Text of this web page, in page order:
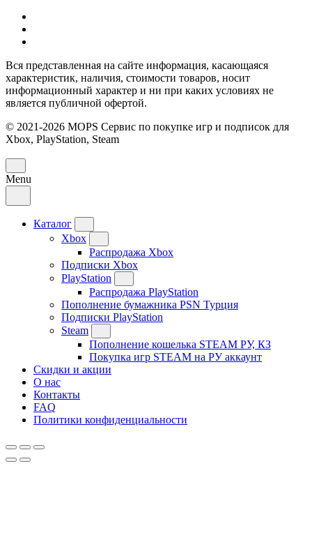
Вся представленная на сайте информация, касающаяся
характеристик, наличия, стоимости товаров, носит
информационный характер и ни при каких условиях не
является публичной офертой.
© 2021-2026 MOPS Сервис по покупке игр и подписок для
Xbox, PlayStation, Steam
Menu
Каталог
Xbox
Распродажа Xbox
Подписки Xbox
PlayStation
Распродажа PlayStation
Пополнение бумажника PSN Турция
Подписки PlayStation
Steam
Пополнение кошелька STEAM РУ, КЗ
Покупка игр STEAM на РУ аккаунт
Скидки и акции
О нас
Контакты
FAQ
Политики конфиденциальности